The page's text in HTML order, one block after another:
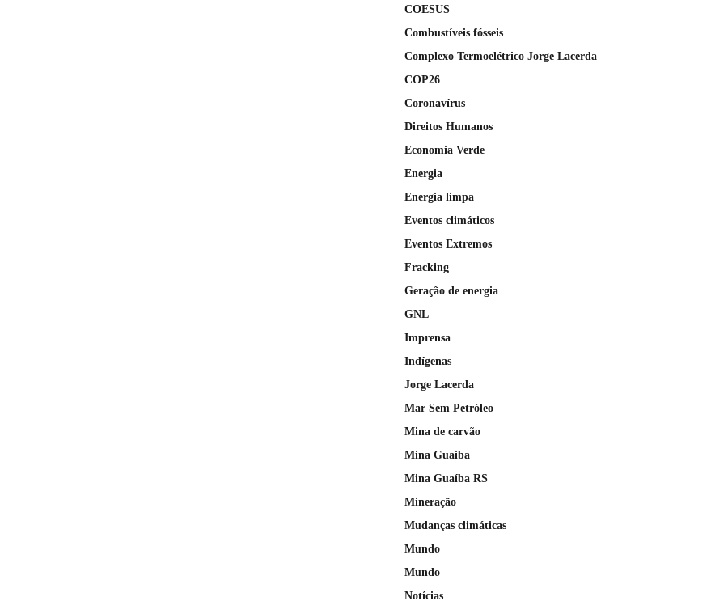
COESUS
Combustíveis fósseis
Complexo Termoelétrico Jorge Lacerda
COP26
Coronavírus
Direitos Humanos
Economia Verde
Energia
Energia limpa
Eventos climáticos
Eventos Extremos
Fracking
Geração de energia
GNL
Imprensa
Indígenas
Jorge Lacerda
Mar Sem Petróleo
Mina de carvão
Mina Guaiba
Mina Guaíba RS
Mineração
Mudanças climáticas
Mundo
Mundo
Notícias